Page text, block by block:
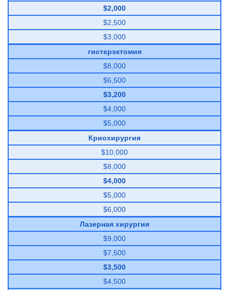
$2,000
$2,500
$3,000
гистерэктомия
$8,000
$6,500
$3,200
$4,000
$5,000
Криохирургия
$10,000
$8,000
$4,000
$5,000
$6,000
Лазерная хирургия
$9,000
$7,500
$3,500
$4,500